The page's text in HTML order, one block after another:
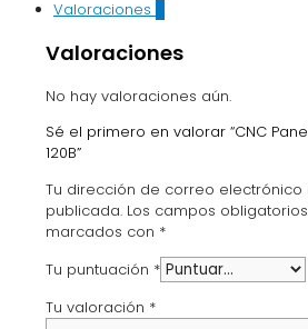
Valoraciones
Valoraciones
No hay valoraciones aún.
Sé el primero en valorar “CNC
120B”
Tu dirección de correo electrónico
publicada. Los campos
marcados con *
Tu puntuación *
Tu valoración *